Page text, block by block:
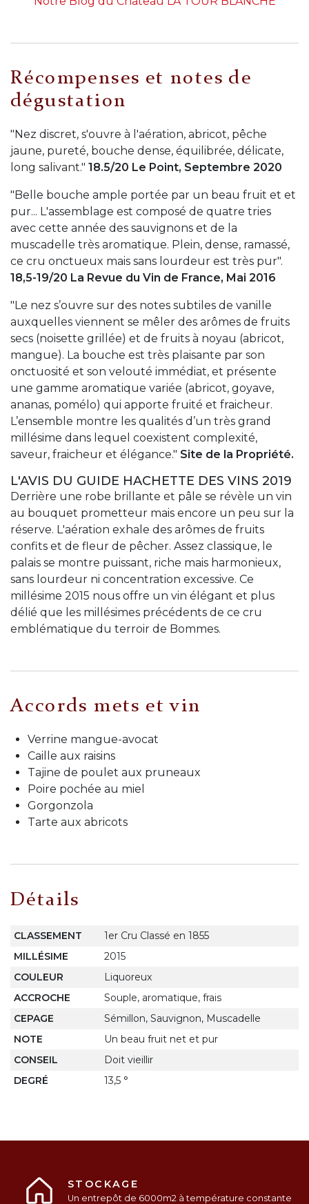
Récompenses et notes de
dégustation
"Nez discret, s'ouvre à l'aération, abricot, pêche
jaune, pureté, bouche dense, équilibrée, délicate,
long salivant." 18.5/20 Le Point, Septembre 2020
"Belle bouche ample portée par un beau fruit et et
pur... L'assemblage est composé de quatre tries
avec cette année des sauvignons et de la
muscadelle très aromatique. Plein, dense, ramassé,
ce cru onctueux mais sans lourdeur est très pur".
18,5-19/20 La Revue du Vin de France, Mai 2016
"Le nez s’ouvre sur des notes subtiles de vanille
auxquelles viennent se mêler des arômes de fruits
secs (noisette grillée) et de fruits à noyau (abricot,
mangue). La bouche est très plaisante par son
onctuosité et son velouté immédiat, et présente
une gamme aromatique variée (abricot, goyave,
ananas, pomélo) qui apporte fruité et fraicheur.
L’ensemble montre les qualités d’un très grand
millésime dans lequel coexistent complexité,
saveur, fraicheur et élégance." Site de la Propriété.
L'AVIS DU GUIDE HACHETTE DES VINS 2019
Derrière une robe brillante et pâle se révèle un vin
au bouquet prometteur mais encore un peu sur la
réserve. L'aération exhale des arômes de fruits
confits et de fleur de pêcher. Assez classique, le
palais se montre puissant, riche mais harmonieux,
sans lourdeur ni concentration excessive. Ce
millésime 2015 nous offre un vin élégant et plus
délié que les millésimes précédents de ce cru
emblématique du terroir de Bommes.
Accords mets et vin
Verrine mangue-avocat
Caille aux raisins
Tajine de poulet aux pruneaux
Poire pochée au miel
Gorgonzola
Tarte aux abricots
Détails
CLASSEMENT
1er Cru Classé en 1855
MILLÉSIME
2015
COULEUR
Liquoreux
ACCROCHE
Souple, aromatique, frais
CEPAGE
Sémillon, Sauvignon, Muscadelle
NOTE
Un beau fruit net et pur
CONSEIL
Doit vieillir
DEGRÉ
13,5 °
STOCKAGE
Un entrepôt de 6000m2 à température constante